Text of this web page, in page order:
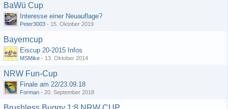
BaWü Cup
Interesse einer Neuauflage?
Peter3003 - 15. Oktober 2019
Bayerncup
Eiscup 20-2015 Infos
MSMike - 13. Oktober 2014
NRW Fun-Cup
Finale am 22/23.09.18
Forman - 20. September 2018